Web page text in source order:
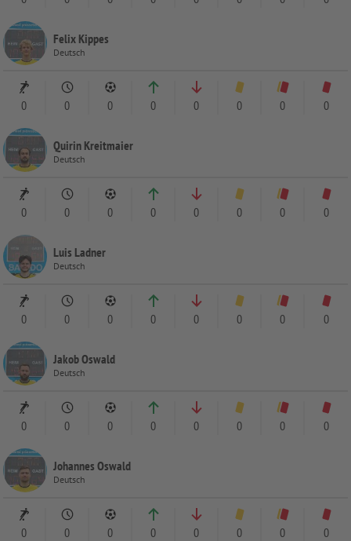
Felix Kippes
Deutsch
0 0 0 0 0 0 0 0
Quirin Kreitmaier
Deutsch
0 0 0 0 0 0 0 0
Luis Ladner
Deutsch
0 0 0 0 0 0 0 0
Jakob Oswald
Deutsch
0 0 0 0 0 0 0 0
Johannes Oswald
Deutsch
0 0 0 0 0 0 0 0